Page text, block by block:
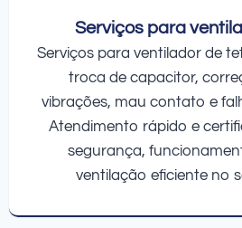
Serviços para
Serviços para ventilador de
troca de capacitor,
vibrações, mau contato e
Atendimento rápido e
segurança,
ventilação eficiente no